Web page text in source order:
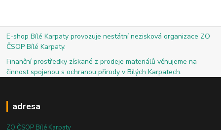
E-shop Bílé Karpaty provozuje nestátní nezisková organizace ZO
ČSOP Bílé Karpaty.
Finanční prostředky získané z prodeje materiálů věnujeme na
činnost spojenou s ochranou přírody v Bílých Karpatech.
adresa
ZO ČSOP Bílé Karpaty